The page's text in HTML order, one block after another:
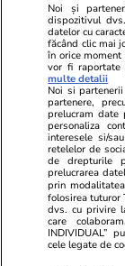
Lifestyle
La ce se
când aleg
Lifestyle
Noi și
dispozitivul
datelor cu
făcând clic mai
în orice
vor fi raportate
multe detalii
Noi si
partenere,
prelucram date
personaliza
interesele si/
retelelor de
de drepturile
prelucrarea
prin
folosirea tuturor
dvs. cu privire
care
INDIVIDUAL”
cele legate de